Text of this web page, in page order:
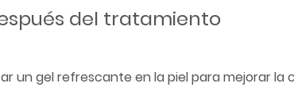
del tratamiento
un gel refrescante en la piel para mejorar la